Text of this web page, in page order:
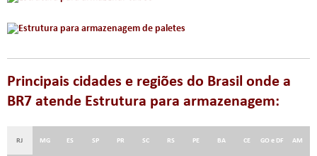
Principais cidades e regiões do Brasil onde a
BR7 atende Estrutura para armazenagem:
RJ MG ES SP PR SC RS PE BA CE GO e DF AM